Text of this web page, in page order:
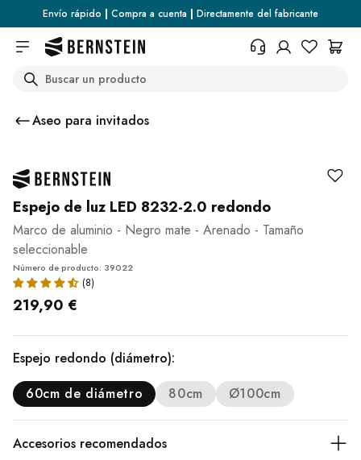
Skip to main content
Envío rápido | Compra a cuenta | Directamente del fabricante
Search
Aseo para invitados
Espejo de luz LED 8232-2.0 redondo
Marco de aluminio - Negro mate - Arenado - Tamaño
seleccionable
Número de producto: 39022
219,90 €
Espejo redondo (diámetro):
60cm de diámetro
80cm Ø100cm
Accesorios recomendados